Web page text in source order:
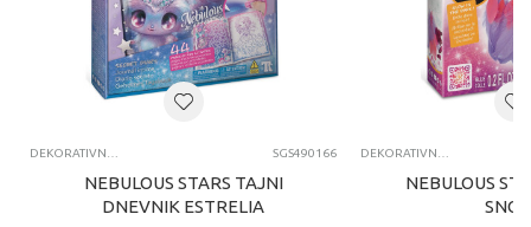
SGS490166
NEBULOUS STARS TAJNI
DNEVNIK ESTRELIA
NEBULOUS